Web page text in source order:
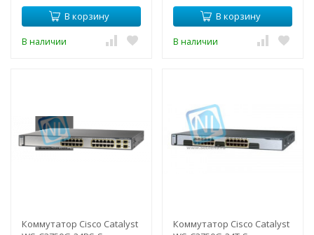
В корзину
В наличии
В корзину
В наличии
Коммутатор Cisco Catalyst
Коммутатор Cisco Catalyst